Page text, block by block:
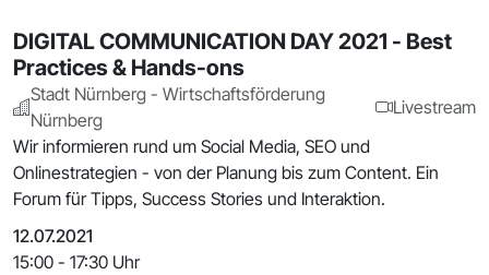
DIGITAL COMMUNICATION DAY 2021 - Best
Practices & Hands-ons
Stadt Nürnberg - Wirtschaftsförderung
Nürnberg
Livestream
Wir informieren rund um Social Media, SEO und
Onlinestrategien - von der Planung bis zum Content. Ein
Forum für Tipps, Success Stories und Interaktion.
12.07.2021
15:00 - 17:30 Uhr